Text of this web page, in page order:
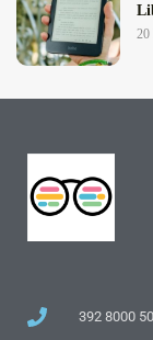
20
392 8000